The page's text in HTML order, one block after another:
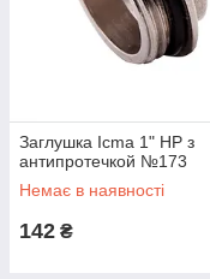
Заглушка Icma 1" НР з
антипротечкой №173
Немає в наявності
142 ₴